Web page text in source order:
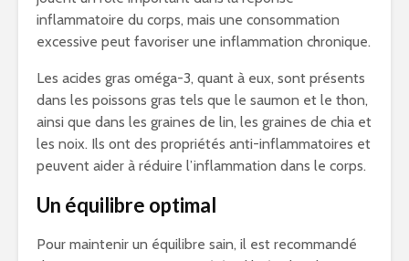
inflammatoire du corps, mais une consommation
excessive peut favoriser une inflammation chronique.
Les acides gras oméga-3, quant à eux, sont présents
dans les poissons gras tels que le saumon et le thon,
ainsi que dans les graines de lin, les graines de chia et
les noix. Ils ont des propriétés anti-inflammatoires et
peuvent aider à réduire l’inflammation dans le corps.
Un équilibre optimal
Pour maintenir un équilibre sain, il est recommandé